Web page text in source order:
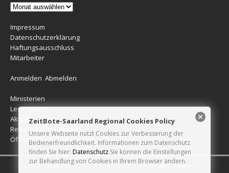
Impressum
Datenschutzerklärung
Haftungsausschluss
Mitarbeiter
Anmelden Abmelden
Ministerien
Leserreport
Aktuelle Blitzer
Redaktionelle Beiträge
Öffentlichkeitsfahndungen
Copyright © 2026 | WordPress Theme vonMH Themes
ZeitBote-Saarland Regional Cookies Policy
Unsere Webseite nutzt Cookies zur Verbesserung der
Bedienerfreundlichkeit. Informationen zum Datenschutz
finden Sie hier: Datenschutz Sie können die Einstellungen
zur Behandlung von Cookies in Ihrem Browser ändern.